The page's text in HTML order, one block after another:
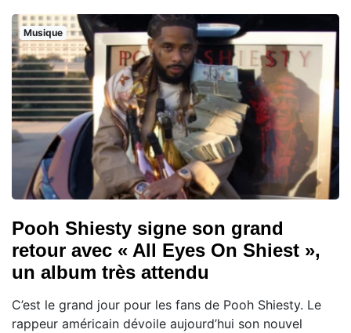
Musique
Pooh Shiesty signe son grand
retour avec « All Eyes On Shiest »,
un album très attendu
C’est le grand jour pour les fans de Pooh Shiesty. Le
rappeur américain dévoile aujourd’hui son nouvel